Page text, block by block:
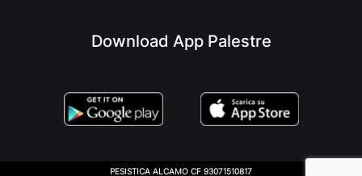
Download App Palestre
PESISTICA ALCAMO CF 93071510817